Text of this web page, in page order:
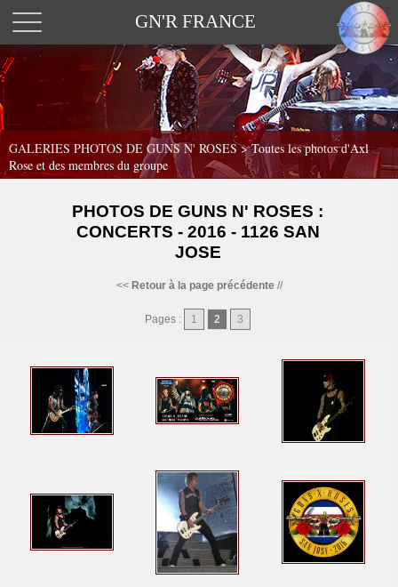
GN'R FRANCE
GALERIES PHOTOS DE GUNS N' ROSES >Toutes les photos d'Axl
Rose et des membres du groupe
PHOTOS DE GUNS N' ROSES :
CONCERTS - 2016 - 1126 SAN
JOSE
<< Retour à la page précédente//
Pages : 1 2 3